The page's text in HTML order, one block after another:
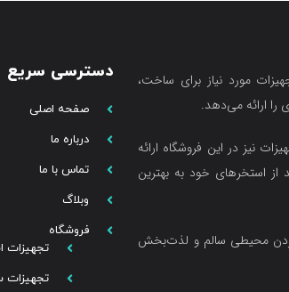
مورد نیاز برای ساخت،
را ارائه می‌دهد.
نیز در این فروشگاه ارائه
از استخرهای خود به بهترین
محیطی سالم و لذت‌بخش
دسترسی سریع
صفحه اصلی
درباره ما
تماس با ما
وبلاگ
فروشگاه
تجهیزات
تجهیزات